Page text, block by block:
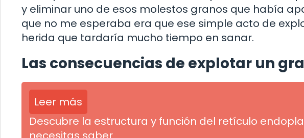
y eliminar uno de esos molestos granos que había
que no me esperaba era que ese simple acto de
herida que tardaría mucho tiempo en sanar.
Las consecuencias de explotar un
Leer más
Descubre la estructura y función del retículo